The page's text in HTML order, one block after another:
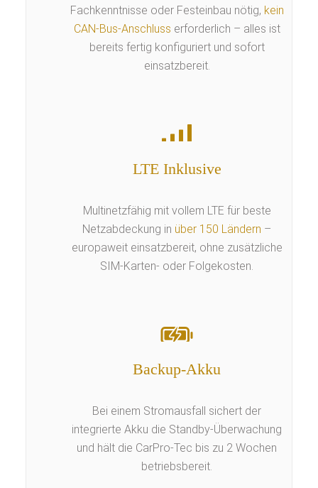
Fachkenntnisse oder Festeinbau nötig, kein
CAN-Bus-Anschluss erforderlich – alles ist
bereits fertig konfiguriert und sofort
einsatzbereit.
LTE Inklusive
Multinetzfähig mit vollem LTE für beste
Netzabdeckung in über 150 Ländern –
europaweit einsatzbereit, ohne zusätzliche
SIM-Karten- oder Folgekosten.
Backup-Akku
Bei einem Stromausfall sichert der
integrierte Akku die Standby-Überwachung
und hält die CarPro-Tec bis zu 2 Wochen
betriebsbereit.